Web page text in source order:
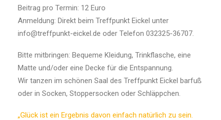
Beitrag pro Termin: 12 Euro
Anmeldung: Direkt beim Treffpunkt Eickel unter
info@treffpunkt-eickel.de oder Telefon 032325-36707.
Bitte mitbringen: Bequeme Kleidung, Trinkflasche, eine
Matte und/oder eine Decke für die Entspannung.
Wir tanzen im schönen Saal des Treffpunkt Eickel barfuß
oder in Socken, Stoppersocken oder Schläppchen.
„Glück ist ein Ergebnis davon einfach natürlich zu sein.